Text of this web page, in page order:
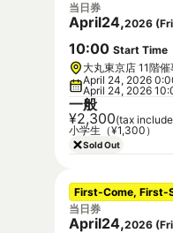
当日券
April24,2026 (
10:00 Start Time
大丸東京店 11階
April 24, 2026
April 24, 2026
一般
¥2,300(tax
小学生（¥1,300）
Sold Out
First-Come, First-
当日券
April24,2026 (